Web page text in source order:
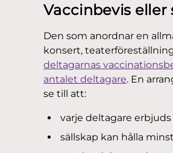
Vaccinbevis
Den som anordnar en
konsert,
deltagarnas
antalet deltagare. En
se till att:
varje deltagare
sällskap kan hålla